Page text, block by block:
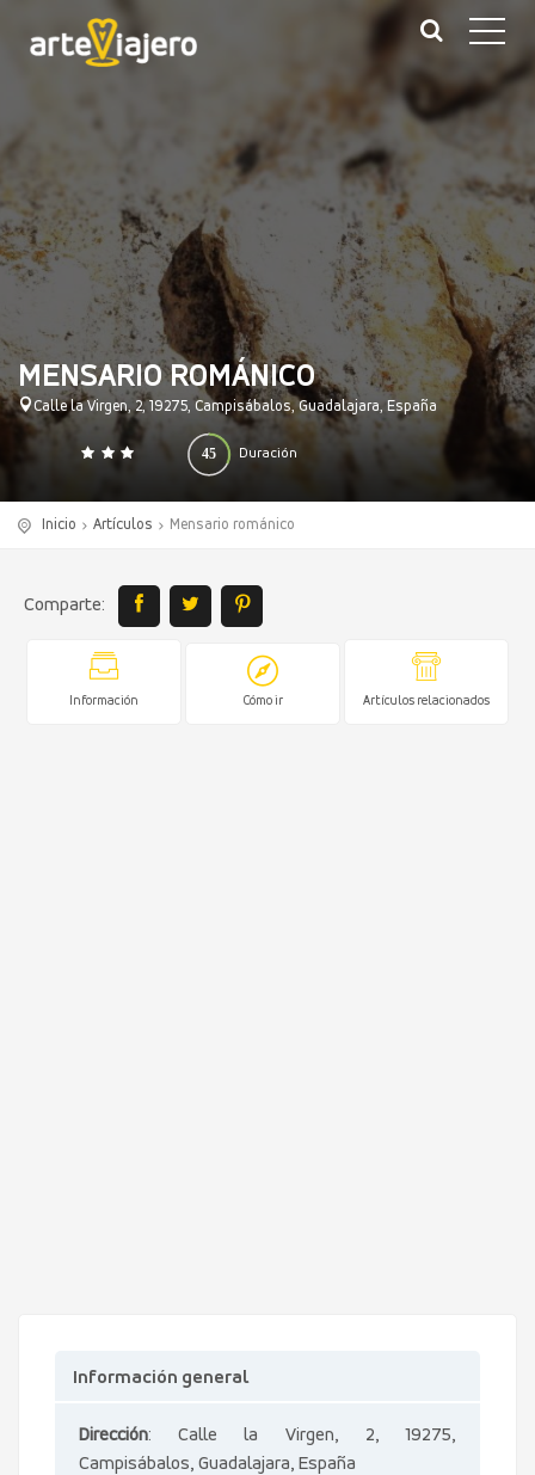
MENSARIO ROMÁNICO
Calle la Virgen, 2, 19275, Campisábalos, Guadalajara, España
Duración
45
0 140
Inicio Artículos Mensario románico
Comparte:
Información Cómo ir Artículos relacionados
Información general
Dirección: Calle la Virgen, 2, 19275,
Campisábalos, Guadalajara, España